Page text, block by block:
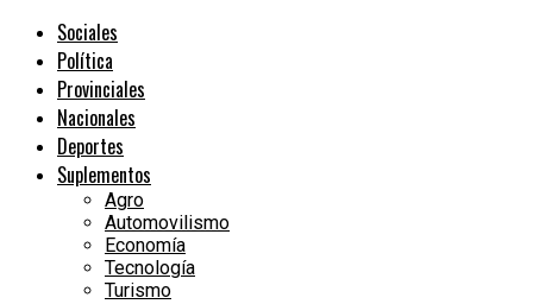
Sociales
Política
Provinciales
Nacionales
Deportes
Suplementos
Agro
Automovilismo
Economía
Tecnología
Turismo